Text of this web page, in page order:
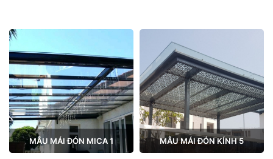
MẪU MÁI ĐÓN MICA 1 MẪU MÁI ĐÓN KÍNH 5